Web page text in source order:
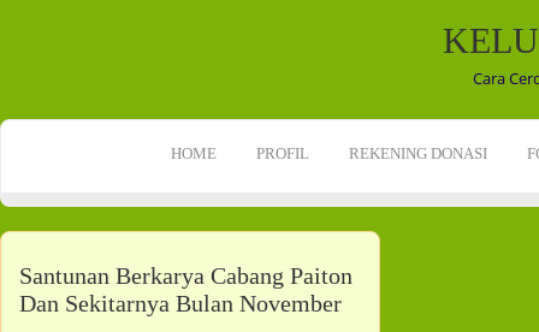
Cara
HOME PROFIL REKENING DONASI
Santunan Berkarya Cabang Paiton
Dan Sekitarnya Bulan November